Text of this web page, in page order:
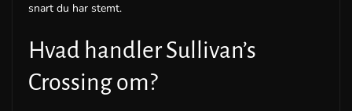
snart du har stemt.
Hvad handler Sullivan’s
Crossing om?